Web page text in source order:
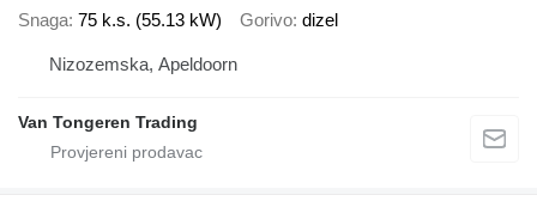
Snaga 75 k.s. (55.13 kW) Gorivo dizel
Nizozemska, Apeldoorn
Van Tongeren Trading